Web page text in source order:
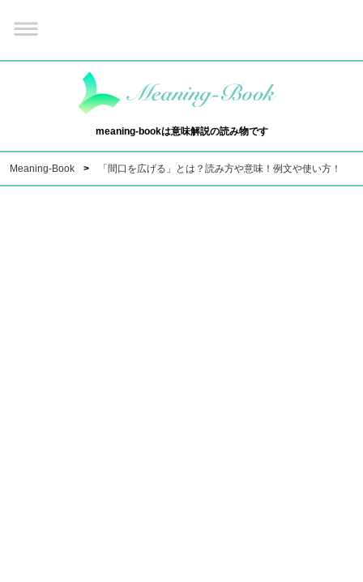
meaning-bookは意味解説の読み物です
Meaning-Book 「間口を広げる」とは？読み方や意味！例文や使い方！